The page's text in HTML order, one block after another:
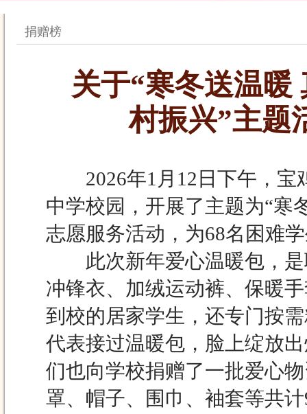
捐赠榜
关于“寒冬送温
村振兴”主题
2026年1月12日下午，宝
中学校园，开展了主题为“
志愿服务活动，为68名困难
此次新年爱心温暖包，是
冲锋衣、加绒运动裤、保暖
到校的居家学生，还专门按
代表接过温暖包，脸上绽放
们也向学校捐赠了一批爱心
罩、帽子、围巾、袖套等共